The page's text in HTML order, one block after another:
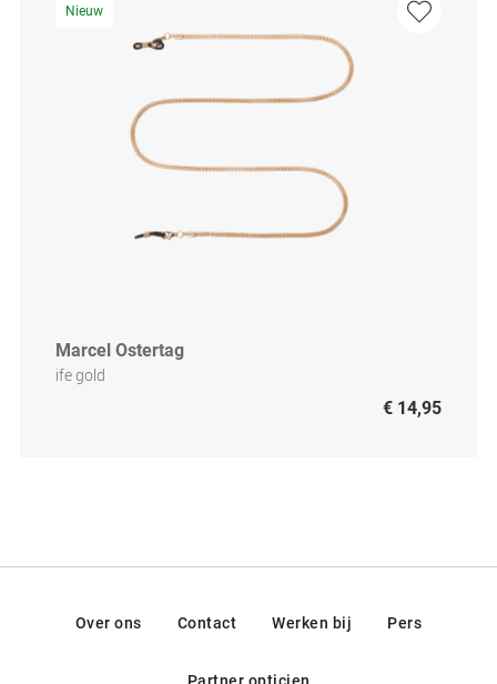
Nieuw
Marcel Ostertag
ife gold
€ 14,95
Over ons Contact Werken bij Pers
Partner opticien